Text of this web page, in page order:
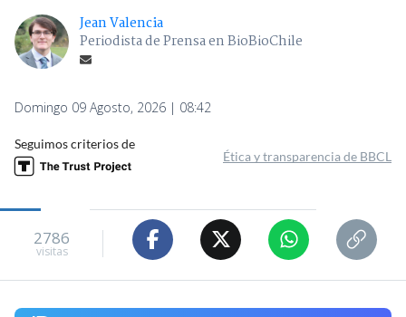
Jean Valencia
Periodista de Prensa en BioBioChile
Domingo 09 Agosto, 2026 | 08:42
Seguimos criterios de
Ética y transparencia de BBCL
2786
visitas